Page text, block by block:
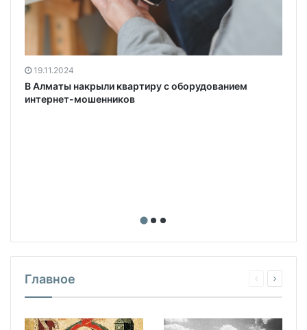
19.11.2024
В Алматы накрыли квартиру с оборудованием
интернет-мошенников
Главное